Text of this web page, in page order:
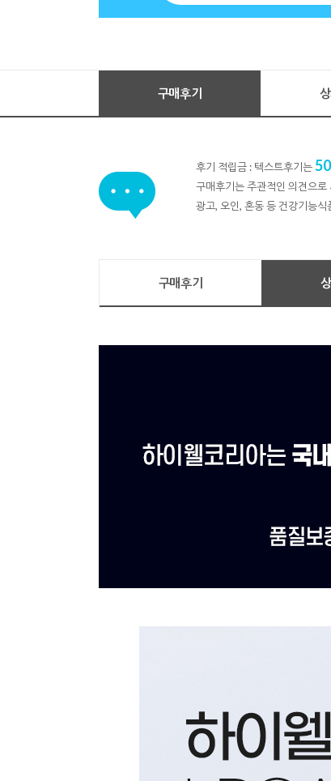
구매후기
후기 적립금 : 텍스트후기는
구매후기는 주관적인 의견으
광고, 오인, 혼동 등 건강기능
구매후기